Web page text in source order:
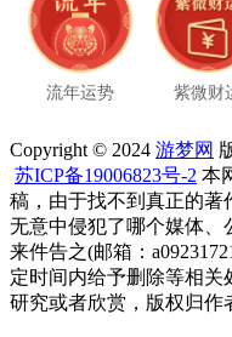
流年运势 紫微财
Copyright © 2024 游梦网
苏ICP备19006823号-2 本
稿，由于找不到真正的著
无意中侵犯了哪个媒体、
来件告之(邮箱：
定时间内给予删除等相关
研究或者欣赏，版权归作